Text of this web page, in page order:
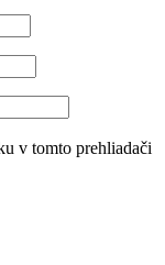
v tomto prehliadači